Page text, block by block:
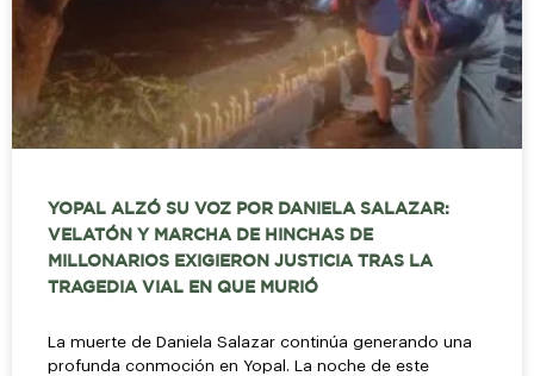
YOPAL ALZÓ SU VOZ POR DANIELA SALAZAR:
VELATÓN Y MARCHA DE HINCHAS DE
MILLONARIOS EXIGIERON JUSTICIA TRAS LA
TRAGEDIA VIAL EN QUE MURIÓ
La muerte de Daniela Salazar continúa generando una
profunda conmoción en Yopal. La noche de este